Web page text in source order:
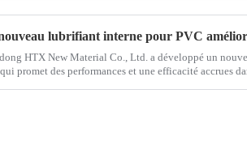
HTX New Material Co., Ltd. a développé un
promet des performances et une efficacité accrues